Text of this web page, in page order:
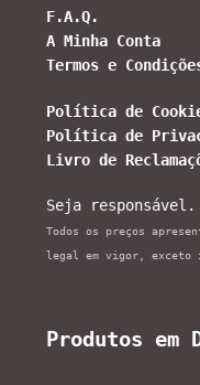
F.A.Q.
A Minha Conta
Termos e
Política de
Política de
Livro de
Seja responsável.
Todos os preços
legal em vigor, exceto
Produtos em